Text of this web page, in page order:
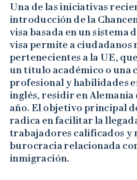
Una de las iniciativas
introducción de la
visa basada en un sistema
visa permite a ciudadanos
pertenecientes a la UE,
un título académico o una
profesional y habilidades
inglés, residir en
año. El objetivo principal
radica en facilitar la
trabajadores calificados y
burocracia relacionada
inmigración.